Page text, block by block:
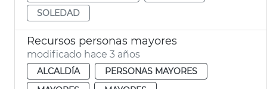
SOLEDAD
Recursos personas mayores
modificado hace 3 años
ALCALDÍA
PERSONAS MAYORES